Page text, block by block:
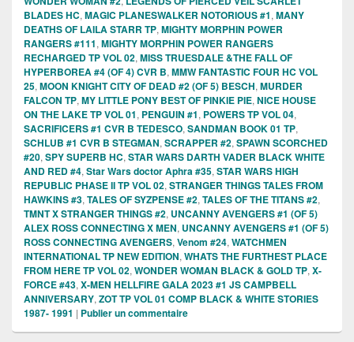
BLADES HC, MAGIC PLANESWALKER NOTORIOUS #1, MANY
DEATHS OF LAILA STARR TP, MIGHTY MORPHIN POWER
RANGERS #111, MIGHTY MORPHIN POWER RANGERS
RECHARGED TP VOL 02, MISS TRUESDALE &THE FALL OF
HYPERBOREA #4 (OF 4) CVR B, MMW FANTASTIC FOUR HC VOL
25, MOON KNIGHT CITY OF DEAD #2 (OF 5) BESCH, MURDER
FALCON TP, MY LITTLE PONY BEST OF PINKIE PIE, NICE HOUSE
ON THE LAKE TP VOL 01, PENGUIN #1, POWERS TP VOL 04,
SACRIFICERS #1 CVR B TEDESCO, SANDMAN BOOK 01 TP,
SCHLUB #1 CVR B STEGMAN, SCRAPPER #2, SPAWN SCORCHED
#20, SPY SUPERB HC, STAR WARS DARTH VADER BLACK WHITE
AND RED #4, Star Wars doctor Aphra #35, STAR WARS HIGH
REPUBLIC PHASE II TP VOL 02, STRANGER THINGS TALES FROM
HAWKINS #3, TALES OF SYZPENSE #2, TALES OF THE TITANS #2,
TMNT X STRANGER THINGS #2, UNCANNY AVENGERS #1 (OF 5)
ALEX ROSS CONNECTING X MEN, UNCANNY AVENGERS #1 (OF 5)
ROSS CONNECTING AVENGERS, Venom #24, WATCHMEN
INTERNATIONAL TP NEW EDITION, WHATS THE FURTHEST PLACE
FROM HERE TP VOL 02, WONDER WOMAN BLACK & GOLD TP, X-
FORCE #43, X-MEN HELLFIRE GALA 2023 #1 JS CAMPBELL
ANNIVERSARY, ZOT TP VOL 01 COMP BLACK & WHITE STORIES
1987- 1991 | Publier un commentaire